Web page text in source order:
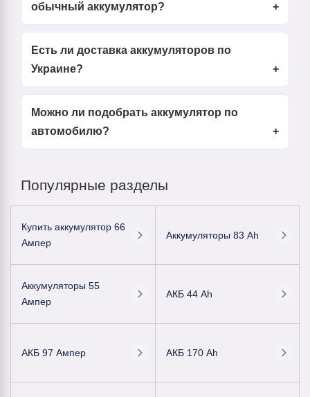
обычный аккумулятор?
Есть ли доставка аккумуляторов по
Украине?
Можно ли подобрать аккумулятор по
автомобилю?
Популярные разделы
Купить аккумулятор 66
Ампер
Аккумуляторы 83 Ah
Аккумуляторы 55
Ампер
АКБ 44 Ah
АКБ 97 Ампер АКБ 170 Ah